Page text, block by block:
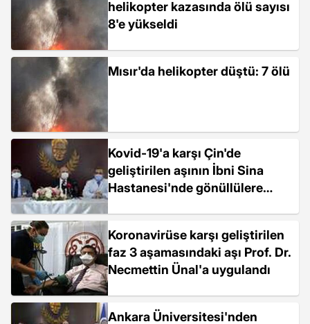
helikopter kazasında ölü sayısı
8'e yükseldi
Mısır'da helikopter düştü: 7 ölü
Kovid-19'a karşı Çin'de
geliştirilen aşının İbni Sina
Hastanesi'nde gönüllülere
Koronavirüse karşı geliştirilen
faz 3 aşamasındaki aşı Prof. Dr.
Necmettin Ünal'a uygulandı
Ankara Üniversitesi'nden